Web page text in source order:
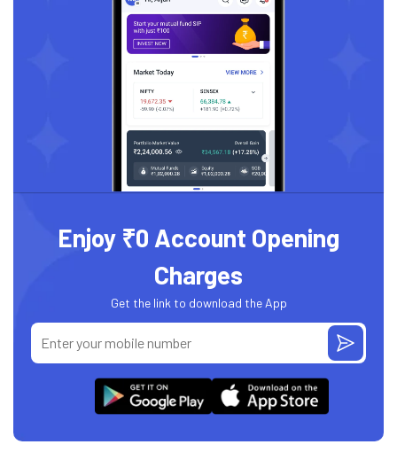
Enjoy ₹0 Account Opening
Charges
Get the link to download the App